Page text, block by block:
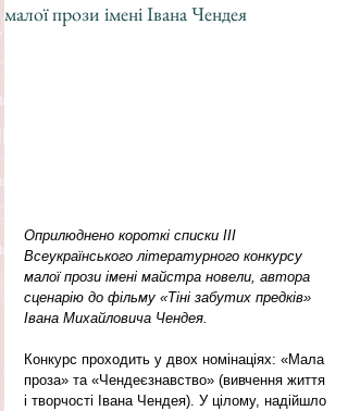
малої прози імені Івана Чендея
Оприлюднено короткі списки ІІІ
Всеукраїнського літературного конкурсу
малої прози імені майстра новели, автора
сценарію до фільму «Тіні забутих предків»
Івана Михайловича Чендея.
Конкурс проходить у двох номінаціях: «Мала
проза» та «Чендеєзнавство» (вивчення життя
і творчості Івана Чендея). У цілому, надійшло